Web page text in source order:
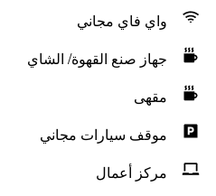
واي فاي مجاني
جهاز صنع القهوة/ الشاي
مقهى
موقف سيارات مجاني
مركز أعمال